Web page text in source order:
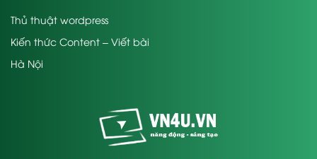
Thủ thuật wordpress
Kiến thức Content – Viết bài
Hà Nội